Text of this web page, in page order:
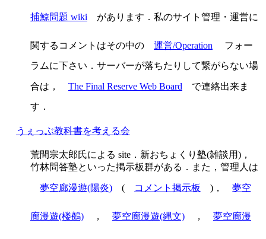
捕鯨問題 wiki があります．私のサイト管理・運営に
関するコメントはその中の 運営/Operation
フォー
ラムに下さい．サーバーが落ちたりして繋がらない場
合は， The Final Reserve Web Board
で連絡出来ま
す．
うぇっぶ教科書を考える会
荒間宗太郎氏による site．新おちょくり塾(雑談用)，
竹林問答塾といった掲示板群がある．また，管理人は
夢空廊漫遊(陽炎) ( コメント掲示板 )， 夢空
廊漫遊(楼鵺) ， 夢空廊漫遊(縄文) ， 夢空廊漫